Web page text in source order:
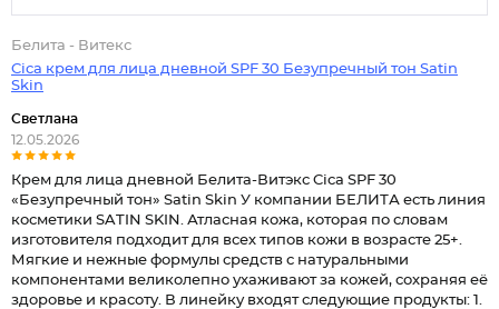
Белита - Витекс
Cica крем для лица дневной SPF 30 Безупречный тон Satin
Skin
Светлана
12.05.2026
Крем для лица дневной Белита-Витэкс Cica SPF 30
«Безупречный тон» Satin Skin У компании БЕЛИТА есть линия
косметики SATIN SKIN. Атласная кожа, которая по словам
изготовителя подходит для всех типов кожи в возрасте 25+.
Мягкие и нежные формулы средств с натуральными
компонентами великолепно ухаживают за кожей, сохраняя её
здоровье и красоту. В линейку входят следующие продукты: 1.